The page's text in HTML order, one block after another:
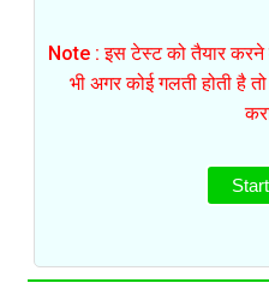
Note : इस टेस्ट को तैयार करने
भी अगर कोई गलती होती है